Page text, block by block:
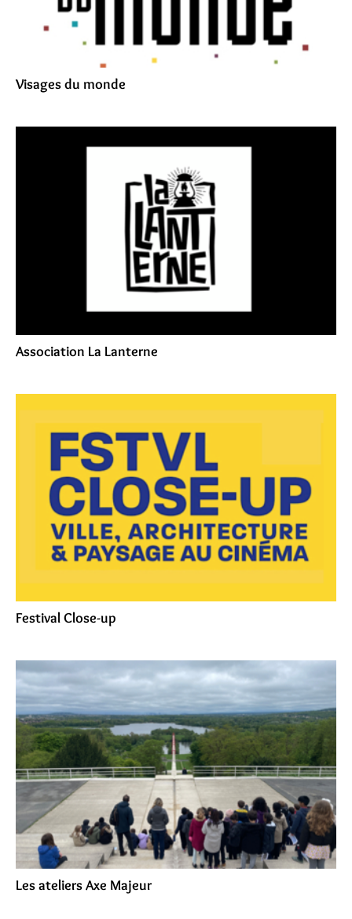
Visages du monde
Association La Lanterne
Festival Close-up
Les ateliers Axe Majeur